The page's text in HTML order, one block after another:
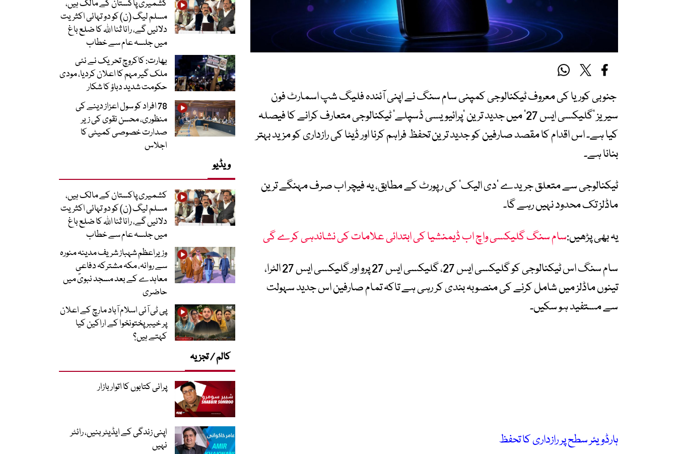
جنوبی کوریا کی معروف ٹیکنالوجی کمپنی سام سنگ نے اپنی آئندہ فلیگ شپ اسمارٹ فون
سیریز ’گلیکسی ایس 27‘ میں جدید ترین ’پرائیویسی ڈسپلے‘ ٹیکنالوجی متعارف کرانے کا فیصلہ
کیا ہے۔ اس اقدام کا مقصد صارفین کو جدید ترین تحفظ فراہم کرنا اور ڈیٹا کی رازداری کو مزید بہتر
بنانا ہے۔
ٹیکنالوجی سے متعلق جریدے ‘دی الیک’ کی رپورٹ کے مطابق، یہ فیچر اب صرف مہنگے ترین
ماڈلز تک محدود نہیں رہے گا۔
یہ بھی پڑھیں:سام سنگ گلیکسی واچ اب ڈیمنشیا کی ابتدائی علامات کی نشاندہی کرے گی
سام سنگ اس ٹیکنالوجی کو گلیکسی ایس 27، گلیکسی ایس 27 پرو اور گلیکسی ایس 27 الٹرا،
تینوں ماڈلز میں شامل کرنے کی منصوبہ بندی کر رہی ہے تاکہ تمام صارفین اس جدید سہولت
سے مستفید ہو سکیں۔
ہارڈویئر سطح پر رازداری کا تحفظ
کشمیری پاکستان کے مالک ہیں،
مسلم لیگ (ن) کو دو تہائی اکثریت
دلائیں گے، رانا ثنا اللہ کا ضلع باغ
میں جلسہ عام سے خطاب
بھارت: کاکروچ تحریک نے نئی
ملک گیر مہم کا اعلان کردیا، مودی
حکومت شدید دباؤ کا شکار
78 افراد کو سول اعزاز دینے کی
منظوری، محسن نقوی کی زیر
صدارت خصوصی کمیٹی کا
اجلاس
ویڈیو
کشمیری پاکستان کے مالک ہیں،
مسلم لیگ (ن) کو دو تہائی اکثریت
دلائیں گے، رانا ثنا اللہ کا ضلع باغ
میں جلسہ عام سے خطاب
وزیراعظم شہباز شریف مدینہ منورہ
سے روانہ، مکہ مشترکہ دفاعی
معاہدے کے بعد مسجد نبویؐ میں
حاضری
پی ٹی آئی اسلام آباد مارچ کے اعلان
پر خیبر پختونخوا کے اراکین کیا
کہتے ہیں؟
کالم / تجزیہ
پرانی کتابوں کا اتوار بازار
اپنی زندگی کے ایڈیٹر بنیں، رائٹر
نہیں